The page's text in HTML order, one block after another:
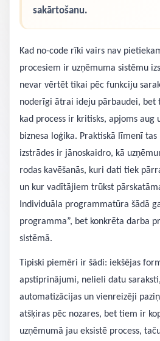
sakārtošanu.
Kad no-code rīki vairs nav
procesiem ir uzņēmuma sistēmu
nevar vērtēt tikai pēc funkciju
noderīgi ātrai ideju pārbaudei, bet
kad process ir kritisks, apjoms aug
biznesa loģika. Praktiskā līmenī
izstrādes ir jānoskaidro, kā
rodas kavēšanās, kuri dati tiek
un kur vadītājiem trūkst
Individuāla programmatūra šādā
programma”, bet konkrēta darba
sistēmā.
Tipiski piemēri ir šādi: iekšējas
apstiprinājumi, nelieli datu
automatizācijas un vienreizēji
atšķiras pēc nozares, bet tiem ir
uzņēmumā jau eksistē process,